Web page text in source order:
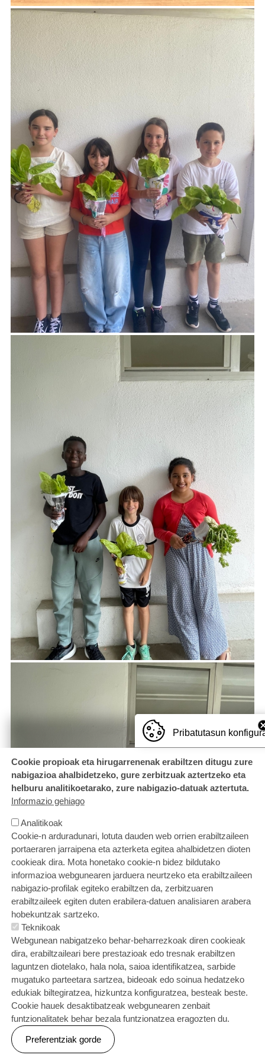
Pribatutasun
Cookie propioak eta hirugarrenenak erabiltzen ditugu zure
nabigazioa ahalbidetzeko, gure zerbitzuak aztertzeko eta
helburu analitikoetarako, zure nabigazio-datuak aztertuta.
Informazio gehiago
Analitikoak
Cookie-n arduradunari, lotuta dauden web orrien erabiltzaileen
portaeraren jarraipena eta azterketa egitea ahalbidetzen dioten
cookieak dira. Mota honetako cookie-n bidez bildutako
informazioa webgunearen jarduera neurtzeko eta erabiltzaileen
nabigazio-profilak egiteko erabiltzen da, zerbitzuaren
erabiltzaileek egiten duten erabilera-datuen analisiaren arabera
hobekuntzak sartzeko.
Teknikoak
Webgunean nabigatzeko behar-beharrezkoak diren cookieak
dira, erabiltzaileari bere prestazioak edo tresnak erabiltzen
laguntzen diotelako, hala nola, saioa identifikatzea, sarbide
mugatuko parteetara sartzea, bideoak edo soinua hedatzeko
edukiak biltegiratzea, hizkuntza konfiguratzea, besteak beste.
Cookie hauek desaktibatzeak webgunearen zenbait
funtzionalitatek behar bezala funtzionatzea eragozten du.
Preferentziak gorde